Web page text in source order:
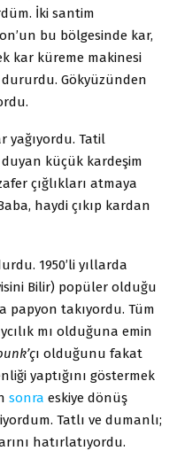
İki santim
bu bölgesinde kar,
kar küreme makinesi
Gökyüzünden
yağıyordu. Tatil
küçük kardeşim
çığlıkları atmaya
haydi çıkıp kardan
1950’li yıllarda
Bilir) popüler olduğu
papyon ta­kıyordu. Tüm
mı olduğuna emin
ı olduğunu fakat
yap­tığını göstermek
sonra eskiye dönüş
Tatlı ve dumanlı;
hatırlatıyordu.